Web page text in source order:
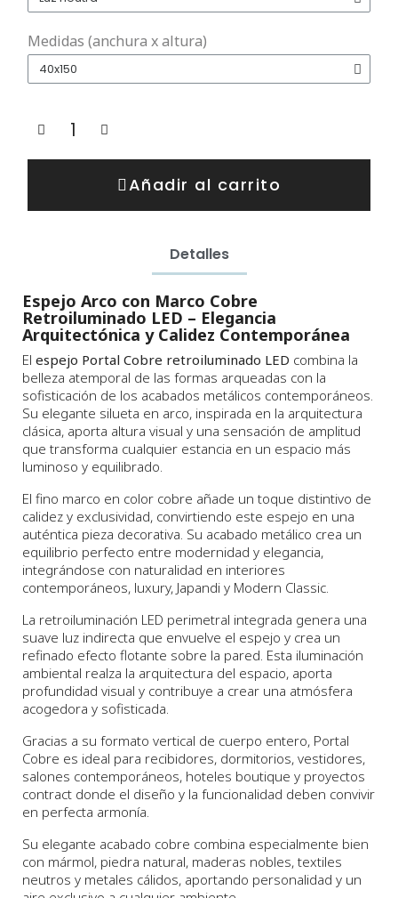
Medidas (anchura x altura)
Añadir al carrito
Detalles
Espejo Arco con Marco Cobre
Retroiluminado LED – Elegancia
Arquitectónica y Calidez Contemporánea
El espejo Portal Cobre retroiluminado LED combina la
belleza atemporal de las formas arqueadas con la
sofisticación de los acabados metálicos contemporáneos.
Su elegante silueta en arco, inspirada en la arquitectura
clásica, aporta altura visual y una sensación de amplitud
que transforma cualquier estancia en un espacio más
luminoso y equilibrado.
El fino marco en color cobre añade un toque distintivo de
calidez y exclusividad, convirtiendo este espejo en una
auténtica pieza decorativa. Su acabado metálico crea un
equilibrio perfecto entre modernidad y elegancia,
integrándose con naturalidad en interiores
contemporáneos, luxury, Japandi y Modern Classic.
La retroiluminación LED perimetral integrada genera una
suave luz indirecta que envuelve el espejo y crea un
refinado efecto flotante sobre la pared. Esta iluminación
ambiental realza la arquitectura del espacio, aporta
profundidad visual y contribuye a crear una atmósfera
acogedora y sofisticada.
Gracias a su formato vertical de cuerpo entero, Portal
Cobre es ideal para recibidores, dormitorios, vestidores,
salones contemporáneos, hoteles boutique y proyectos
contract donde el diseño y la funcionalidad deben convivir
en perfecta armonía.
Su elegante acabado cobre combina especialmente bien
con mármol, piedra natural, maderas nobles, textiles
neutros y metales cálidos, aportando personalidad y un